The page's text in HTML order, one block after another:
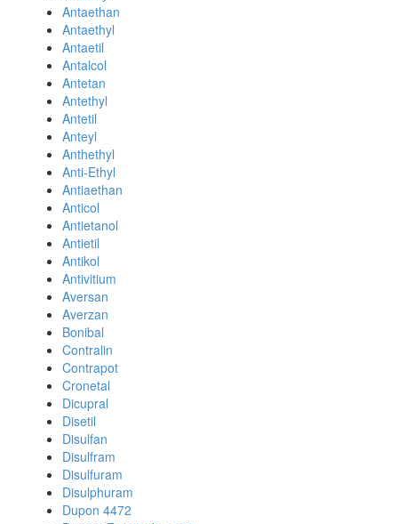
Antaethan
Antaethyl
Antaetil
Antalcol
Antetan
Antethyl
Antetil
Anteyl
Anthethyl
Anti-Ethyl
Antiaethan
Anticol
Antietanol
Antietil
Antikol
Antivitium
Aversan
Averzan
Bonibal
Contralin
Contrapot
Cronetal
Dicupral
Disetil
Disulfan
Disulfram
Disulfuram
Disulphuram
Dupon 4472